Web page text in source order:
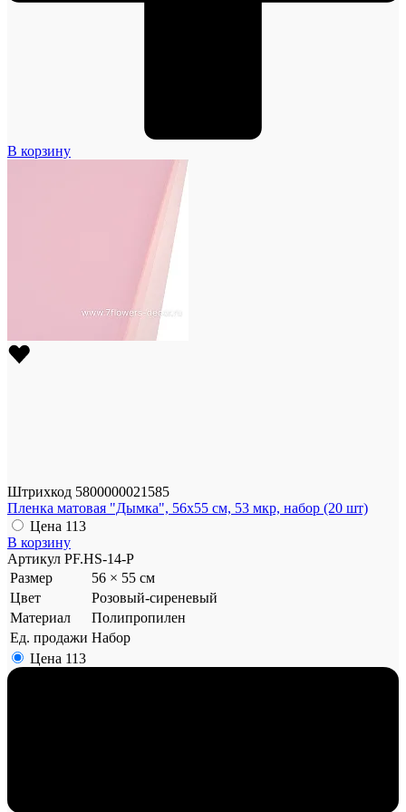
В корзину
Штрихкод 5800000021585
Пленка матовая "Дымка", 56x55 см, 53 мкр, набор (20 шт)
Цена 113
В корзину
Артикул PF.HS-14-P
Размер
56 × 55 см
Цвет
Розовый-сиреневый
Материал
Полипропилен
Ед. продажи Набор
Цена 113